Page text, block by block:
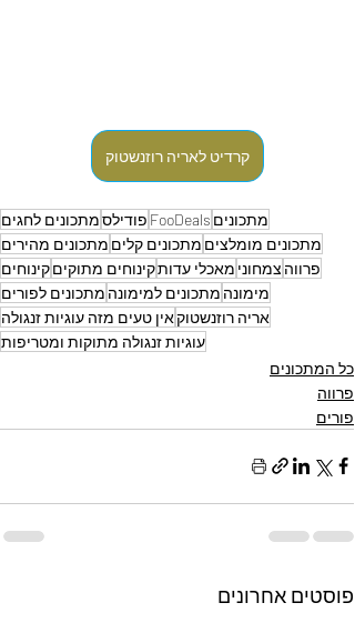
קרדיט לאריה רוזנשטוק
מתכונים FooDeals פודילסמתכונים לחגים
מתכונים מומלצים מתכונים קלים מתכונים מהירים
פרווה צמחוני מאכלי עדותקינוחים מתוקיםקינוחים
מימונה מתכונים למימונה מתכונים לפורים
אריה רוזנשטוקאין טעים מזה עוגיות זנגולה
עוגיות זנגולה מתוקות ומטריפות
כל המתכונים
פרווה
פורים
פוסטים אחרונים